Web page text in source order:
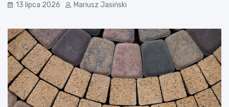
13 lipca 2026 Mariusz Jasiński